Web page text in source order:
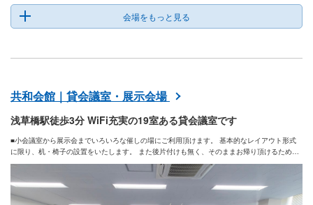
会場をもっと見る
共和会館｜貸会議室・展示会場
浅草橋駅徒歩3分 WiFi充実の19室ある貸会議室です
■小会議室から展示会までいろいろな催しの場にご利用頂けます。 基本的なレイアウト形式
に限り、机・椅子の設置をいたします。 また後片付けも無く、そのままお帰り頂けるため、
時間内で有効にご利用頂けます。 会場利用の時間帯については、午前・午後・夜間・展示会
のご案内となります。＊時間貸しはしておりません 下記会場一覧の料金目安は、平日の午前
(9-12時)を基に算出した1時間あたりの金額です。